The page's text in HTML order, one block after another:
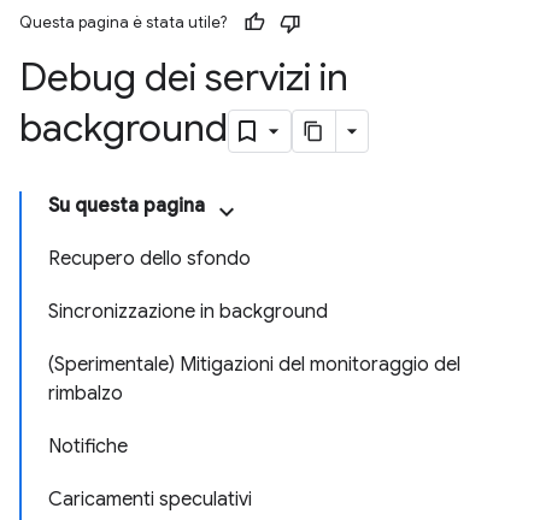
Questa pagina è stata utile?
Debug dei servizi in
background
Su questa pagina
Recupero dello sfondo
Sincronizzazione in background
(Sperimentale) Mitigazioni del monitoraggio del
rimbalzo
Notifiche
Caricamenti speculativi